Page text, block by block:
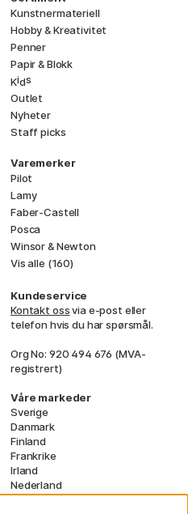
Kunstnermateriell
Hobby & Kreativitet
Penner
Papir & Blokk
Kids
Outlet
Nyheter
Staff picks
Varemerker
Pilot
Lamy
Faber-Castell
Posca
Winsor & Newton
Vis alle (160)
Kundeservice
Kontakt ossvia e-post eller
telefon hvis du har spørsmål.
Org No: 920 494 676 (MVA-
registrert)
Våre markeder
Sverige
Danmark
Finland
Frankrike
Irland
Nederland
Tyskland